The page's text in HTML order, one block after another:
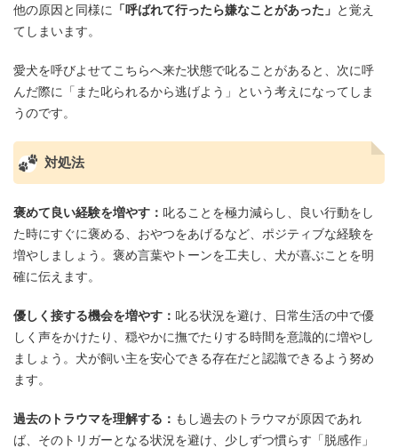
他の原因と同様に 「呼ばれて行ったら嫌なことがあった」 と覚え
てしまいます。
愛犬を呼びよせてこちらへ来た状態で叱ることがあると、次に呼
んだ際に「また叱られるから逃げよう」という考えになってしま
うのです。
対処法
褒めて良い経験を増やす： 叱ることを極力減らし、良い行動をし
た時にすぐに褒める、おやつをあげるなど、ポジティブな経験を
増やしましょう。褒め言葉やトーンを工夫し、犬が喜ぶことを明
確に伝えます。
優しく接する機会を増やす： 叱る状況を避け、日常生活の中で優
しく声をかけたり、穏やかに撫でたりする時間を意識的に増やし
ましょう。犬が飼い主を安心できる存在だと認識できるよう努め
ます。
過去のトラウマを理解する： もし過去のトラウマが原因であれ
ば、そのトリガーとなる状況を避け、少しずつ慣らす「脱感作」